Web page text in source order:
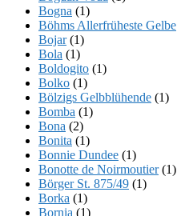
Bogna (1)
Böhms Allerfrüheste Gelbe
Bojar(1)
Bola (1)
Boldogito (1)
Bolko (1)
Bölzigs Gelbblühende (1)
Bomba (1)
Bona (2)
Bonita (1)
Bonnie Dundee (1)
Bonotte de Noirmoutier(1)
Börger St. 875/49 (1)
Borka (1)
Bornia (1)